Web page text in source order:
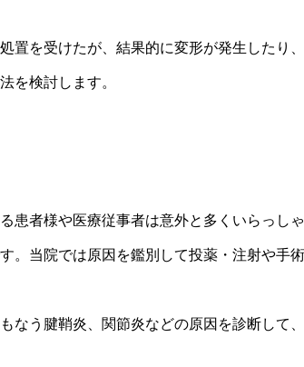
置を受けたが、結果的に変形が発生したり
を検討します。
患者様や医療従事者は意外と多くいらっし
。当院では原因を鑑別して投薬・注射や手
なう腱鞘炎、関節炎などの原因を診断して